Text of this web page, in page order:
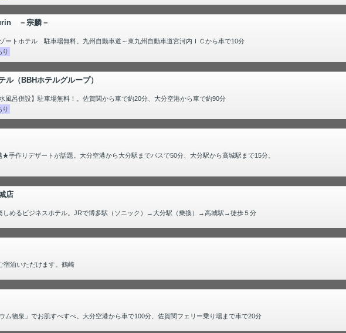
－宗麟－
ートホテル 駐車場無料。九州自動車道～東九州自動車道宮河内ＩＣから車で10分
り
（BBHホテルグループ）
風呂併設】駐車場無料！。佐賀関から車で約20分、大分空港から車で約90分
り
★手作りデザートが話題。大分空港から大分駅までバスで50分、大分駅から高城駅まで15分。
店
しめるビジネスホテル。JRで博多駅（ソニック）→大分駅（乗換）→高城駅→徒歩５分
宿泊いただけます。鶴崎
ム物泉」でお肌すべすべ。大分空港から車で100分、佐賀関フェリー乗り場まで車で20分